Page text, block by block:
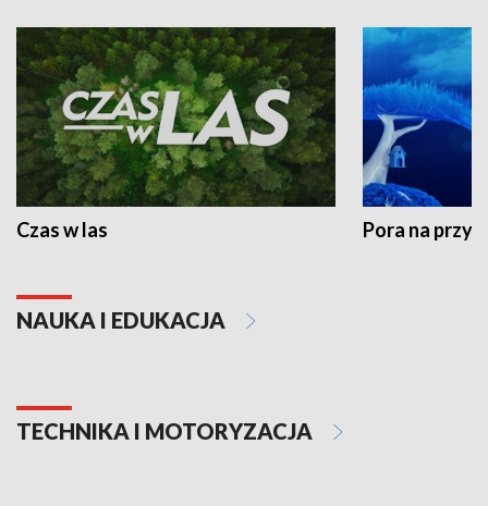
Czas w las Pora na
NAUKA I EDUKACJA
TECHNIKA I MOTORYZACJA